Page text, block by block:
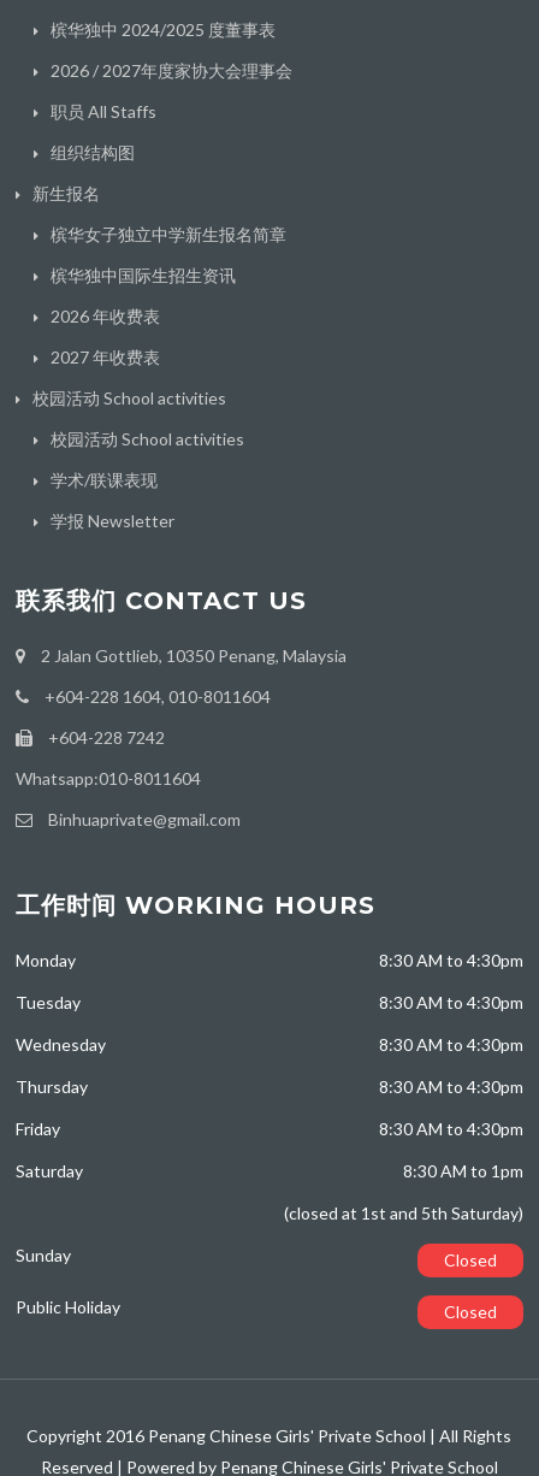
槟华独中 2024/2025 度董事表
2026 / 2027年度家协大会理事会
职员 All Staffs
组织结构图
新生报名
槟华女子独立中学新生报名简章
槟华独中国际生招生资讯
2026 年收费表
2027 年收费表
校园活动 School activities
校园活动 School activities
学术/联课表现
学报 Newsletter
联系我们 CONTACT US
2 Jalan Gottlieb, 10350 Penang, Malaysia
+604-228 1604, 010-8011604
+604-228 7242
Whatsapp:010-8011604
Binhuaprivate@gmail.com
工作时间 WORKING HOURS
Monday 8:30 AM to 4:30pm
Tuesday 8:30 AM to 4:30pm
Wednesday 8:30 AM to 4:30pm
Thursday 8:30 AM to 4:30pm
Friday 8:30 AM to 4:30pm
Saturday 8:30 AM to 1pm
(closed at 1st and 5th Saturday)
Sunday Closed
Public Holiday Closed
Copyright 2016 Penang Chinese Girls' Private School | All Rights
Reserved | Powered by Penang Chinese Girls' Private School